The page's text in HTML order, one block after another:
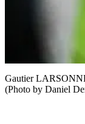
Gautier
(Photo by Daniel